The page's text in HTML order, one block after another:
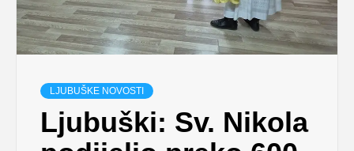
LJUBUŠKE NOVOSTI
Ljubuški: Sv. Nikola